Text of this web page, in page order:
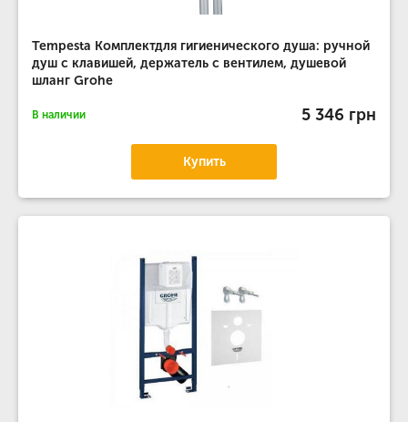
Tempesta Комплектдля гигиенического душа: ручной
душ с клавишей, держатель с вентилем, душевой
шланг Grohe
В наличии 5 346 грн
Купить